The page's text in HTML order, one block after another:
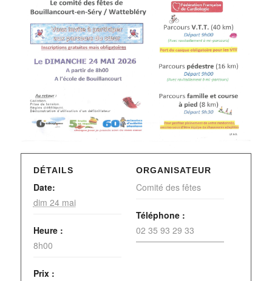
DÉTAILS
Date:
dim 24 mai
Heure :
8h00
Prix :
ORGANISATEUR
Comité des fêtes
Téléphone :
02 35 93 29 33